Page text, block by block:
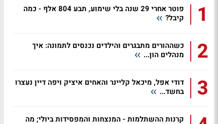
1
פוטר אחרי 29 שנה בלי שימוע, תבע 804 אלף - כמה
קיבל?
2
כשההורים מתבגרים והילדים נכנסים לתמונה: איך
מנהלים הון...
3
דודי אפל, מיכאל קליינר והאחים איציק ויפה דיין נעצרו
בחשד...
קרנות ההשתלמות - המנצחות והמפסידות ביולי; מה